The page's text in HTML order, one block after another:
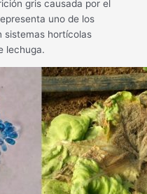
gris causada por el
uno de los
sistemas hortícolas
lechuga.